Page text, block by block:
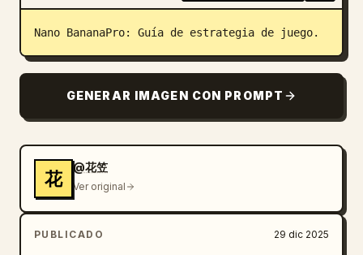
Actualizaciones
Nano BananaPro: Guía de estrategia de juego.
GENERAR IMAGEN CON PROMPT
花
@花笠
Ver original
PUBLICADO 29 dic 2025